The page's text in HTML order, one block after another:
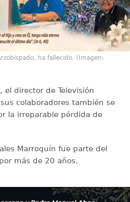
ha fallecido. (Imagen:
, el director de Televisión
colaboradores también se
la irreparable pérdida de
Marroquín fue parte del
por más de 20 años.